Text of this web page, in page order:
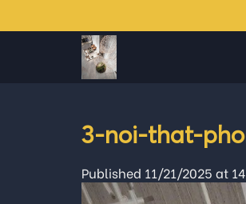
to
3-noi-that-
Published 11/21/2025 at